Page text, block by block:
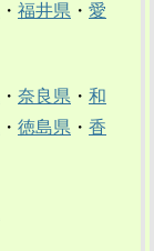
・ 福井県 ・ 愛
・ 奈良県 ・ 和
・ 徳島県 ・ 香